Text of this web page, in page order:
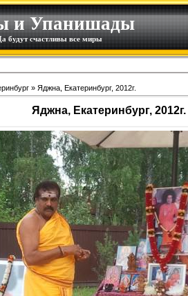
и Упанишады
будут счастливы все миры
» Яджна, Екатеринбург, 2012г.
Яджна, Екатеринбург, 2012г.